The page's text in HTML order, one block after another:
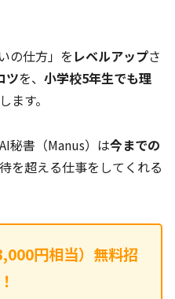
の仕方」を レベルアップさ
ツを、 小学校5年生でも理
ます。
秘書（Manus）は今までの
を超える仕事をしてくれる
円相当）無料招